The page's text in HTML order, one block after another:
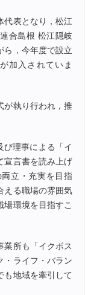
代表となり，松江
合島根 松江隠岐
ら，今年度で設立
加入されていま
執り行われ，推
理事による「イ
宣言書を読み上げ
立・充実を目指
える職場の雰囲気
場環境を目指すこ
業所も「イクボス
・ライフ・バラン
も地域を牽引して